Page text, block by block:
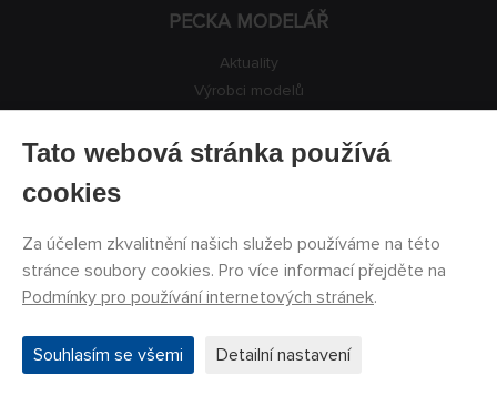
PECKA MODELÁŘ
Aktuality
Výrobci modelů
Kontakty
©PECKA MODELÁŘ s.r.o.
vyhrazena
Tato webová stránka používá
cookies
Za účelem zkvalitnění našich služeb používáme na této
stránce soubory cookies. Pro více informací přejděte na
Podmínky pro používání internetových stránek.
Souhlasím se všemi Detailní nastavení